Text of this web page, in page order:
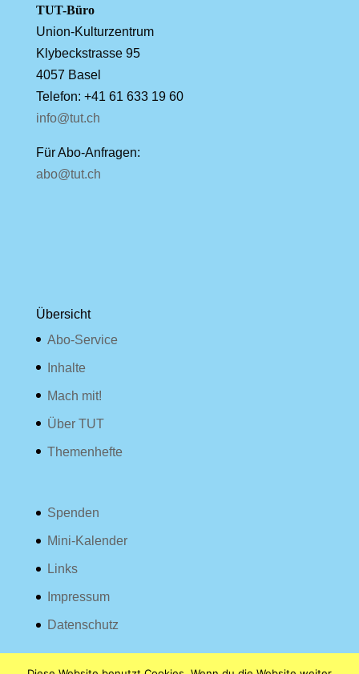
TUT-Büro
Union-Kulturzentrum
Klybeckstrasse 95
4057 Basel
Telefon: +41 61 633 19 60
info@tut.ch
Für Abo-Anfragen:
abo@tut.ch
Übersicht
Abo-Service
Inhalte
Mach mit!
Über TUT
Themenhefte
Spenden
Mini-Kalender
Links
Impressum
Datenschutz